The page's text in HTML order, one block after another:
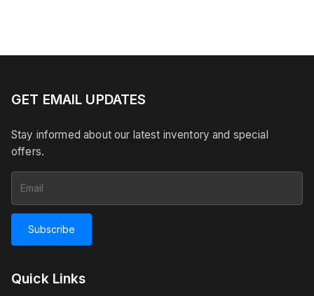
GET EMAIL UPDATES
Stay informed about our latest inventory and special
offers.
Subscribe
Quick Links